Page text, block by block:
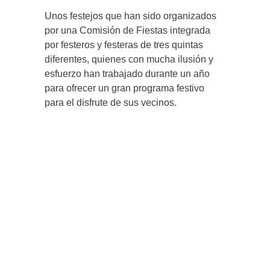
Unos festejos que han sido organizados
por una Comisión de Fiestas integrada
por festeros y festeras de tres quintas
diferentes, quienes con mucha ilusión y
esfuerzo han trabajado durante un año
para ofrecer un gran programa festivo
para el disfrute de sus vecinos.